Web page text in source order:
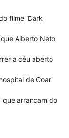
filme ‘Dark
que Alberto Neto
a céu aberto
de Coari
que arrancam do